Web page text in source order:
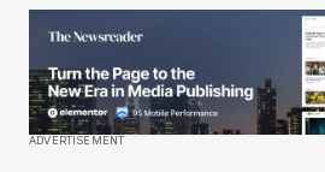
ADVERTISEMENT